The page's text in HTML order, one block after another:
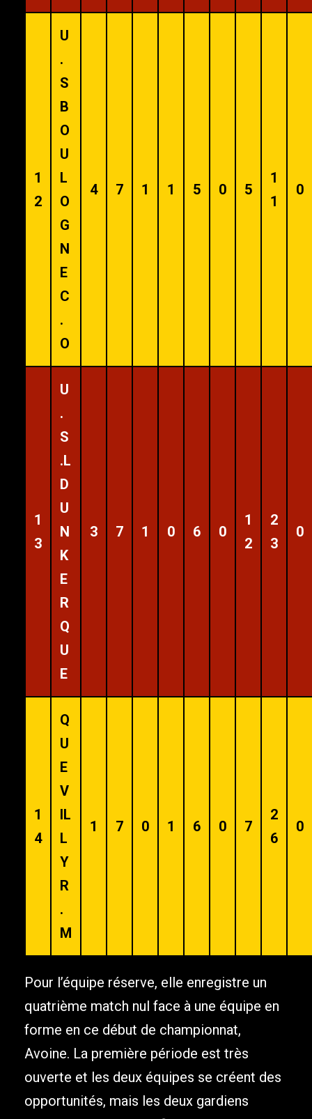
1
2
U
.
S
B
O
U
L
O
G
N
E
C
.
O
4 7 1 1 5 0 5
1
1
0
1
3
U
.
S
.L
D
U
N
K
E
R
Q
U
E
3 7 1 0 6 0
1
2
2
3
0
1
4
Q
U
E
V
IL
L
Y
R
.
M
1 7 0 1 6 0 7
2
6
0
Pour l’équipe réserve, elle enregistre un
quatrième match nul face à une équipe en
forme en ce début de championnat,
Avoine. La première période est très
ouverte et les deux équipes se créent des
opportunités, mais les deux gardiens